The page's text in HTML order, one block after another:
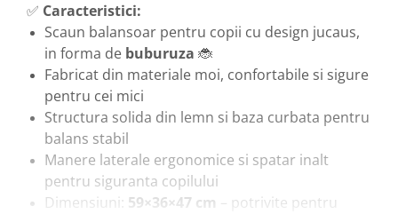
✅ Caracteristici:
Scaun balansoar pentru copii cu design jucaus,
in forma de buburuza 🐞
Fabricat din materiale moi, confortabile si sigure
pentru cei mici
Structura solida din lemn si baza curbata pentru
balans stabil
Manere laterale ergonomice si spatar inalt
pentru siguranta copilului
Dimensiuni: 59×36×47 cm – potrivite pentru